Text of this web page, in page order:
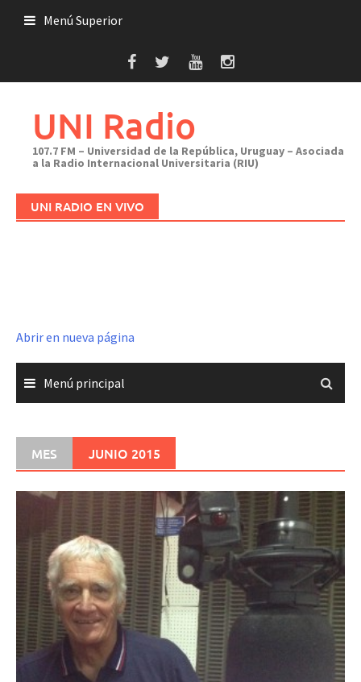
Menú Superior
UNI Radio
107.7 FM – Universidad de la República, Uruguay – Asociada
a la Radio Internacional Universitaria (RIU)
UNI RADIO EN VIVO
Abrir en nueva página
Menú principal
MES JUNIO 2015